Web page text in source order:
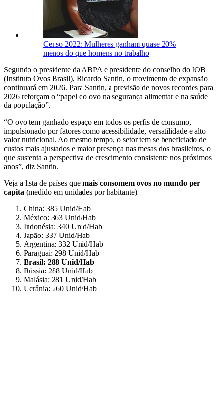
Censo 2022: Mulheres ganham quase 20%
menos do que homens no trabalho
Segundo o presidente da ABPA e presidente do conselho do IOB
(Instituto Ovos Brasil), Ricardo Santin, o movimento de expansão
continuará em 2026. Para Santin, a previsão de novos recordes para
2026 reforçam o “papel do ovo na segurança alimentar e na saúde
da população”.
“O ovo tem ganhado espaço em todos os perfis de consumo,
impulsionado por fatores como acessibilidade, versatilidade e alto
valor nutricional. Ao mesmo tempo, o setor tem se beneficiado de
custos mais ajustados e maior presença nas mesas dos brasileiros, o
que sustenta a perspectiva de crescimento consistente nos próximos
anos”, diz Santin.
Veja a lista de países que mais consomem ovos no mundo per
capita (medido em unidades por habitante):
China: 385 Unid/Hab
México: 363 Unid/Hab
Indonésia: 340 Unid/Hab
Japão: 337 Unid/Hab
Argentina: 332 Unid/Hab
Paraguai: 298 Unid/Hab
Brasil: 288 Unid/Hab
Rússia: 288 Unid/Hab
Malásia: 281 Unid/Hab
Ucrânia: 260 Unid/Hab